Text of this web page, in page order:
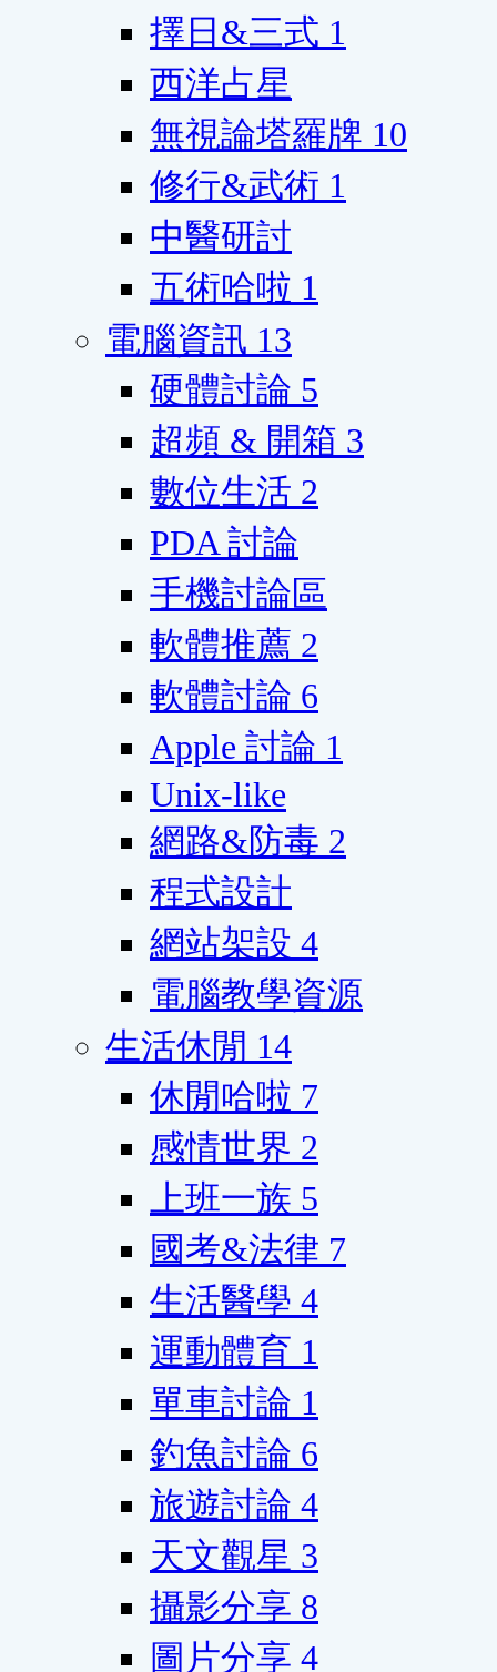
擇日&三式 1
西洋占星
無視論塔羅牌 10
修行&武術 1
中醫研討
五術哈啦 1
電腦資訊 13
硬體討論 5
超頻 & 開箱 3
數位生活 2
PDA 討論
手機討論區
軟體推薦 2
軟體討論 6
Apple 討論 1
Unix-like
網路&防毒 2
程式設計
網站架設 4
電腦教學資源
生活休閒 14
休閒哈啦 7
感情世界 2
上班一族 5
國考&法律 7
生活醫學 4
運動體育 1
單車討論 1
釣魚討論 6
旅遊討論 4
天文觀星 3
攝影分享 8
圖片分享 4